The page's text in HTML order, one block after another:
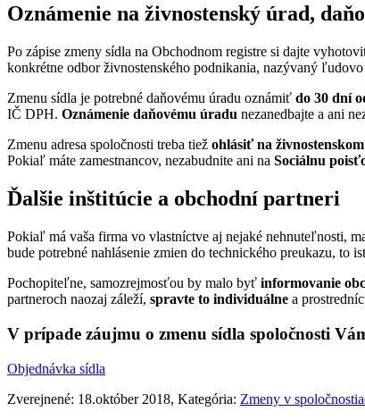
Oznámenie na živnostenský úrad,
Po zápise zmeny sídla na Obchodnom registre si dajte
konkrétne odbor živnostenského podnikania, nazývaný ľudovo
Zmenu sídla je potrebné daňovému úradu oznámiť do 30 dní
IČ DPH. Oznámenie daňovému úradu nezanedbajte a ani
Zmenu adresa spoločnosti treba tiež ohlásiť na
Pokiaľ máte zamestnancov, nezabudnite ani na Sociálnu
Ďalšie inštitúcie a obchodní partneri
Pokiaľ má vaša firma vo vlastníctve aj nejaké nehnuteľnosti,
bude potrebné nahlásenie zmien do technického preukazu, to
Pochopiteľne, samozrejmosťou by malo byť informovanie
partneroch naozaj záleží, spravte to individuálne a
V prípade záujmu o zmenu sídla spoločnosti
Objednávka sídla
Zverejnené: 18.október 2018, Kategória: Zmeny v